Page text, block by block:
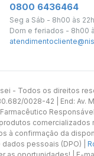
0800 6436464
Seg a Sáb - 8h00 às
Dom e feriados - 8h00
- Todos os direitos
0028-42 | End:
comercializados
à confirmação da
pessoais (DPO) |